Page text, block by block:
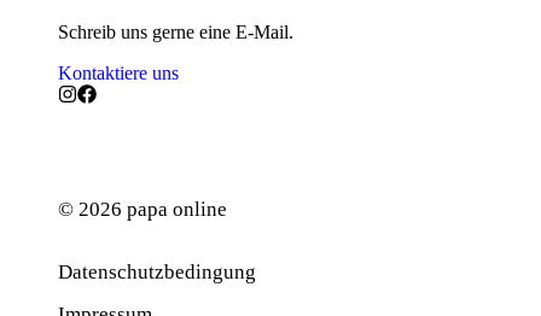
Schreib uns gerne eine E-Mail.
Kontaktiere uns
© 2026 papa online
Datenschutzbedingung